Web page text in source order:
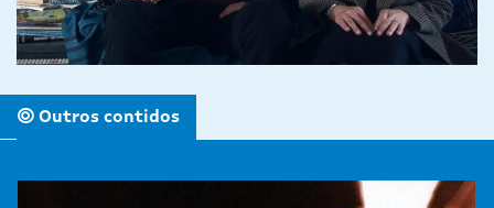
Outros contidos